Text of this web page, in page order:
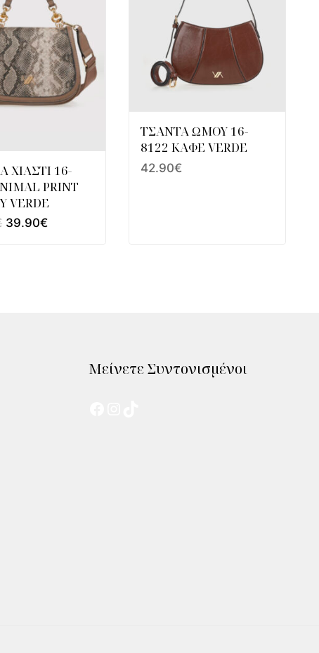
ΧΙΑΣΤΙ 16-
PRINT
VERDE
39.90€
ΤΣΑΝΤΑ ΩΜΟΥ 16-
8122 ΚΑΦΕ VERDE
42.90€
Μείνετε Συντονισμένοι